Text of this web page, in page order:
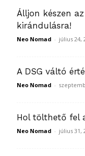
Álljon készen
kirándulásra!
Neo Nomad - július 24,
A DSG váltó
Neo Nomad -
Hol tölthető fel
Neo Nomad - július 31,